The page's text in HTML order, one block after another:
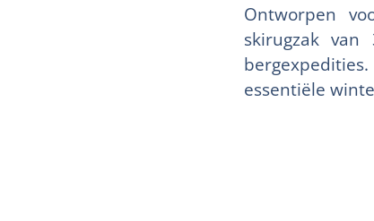
Ontworpen
skirugzak
essentiële